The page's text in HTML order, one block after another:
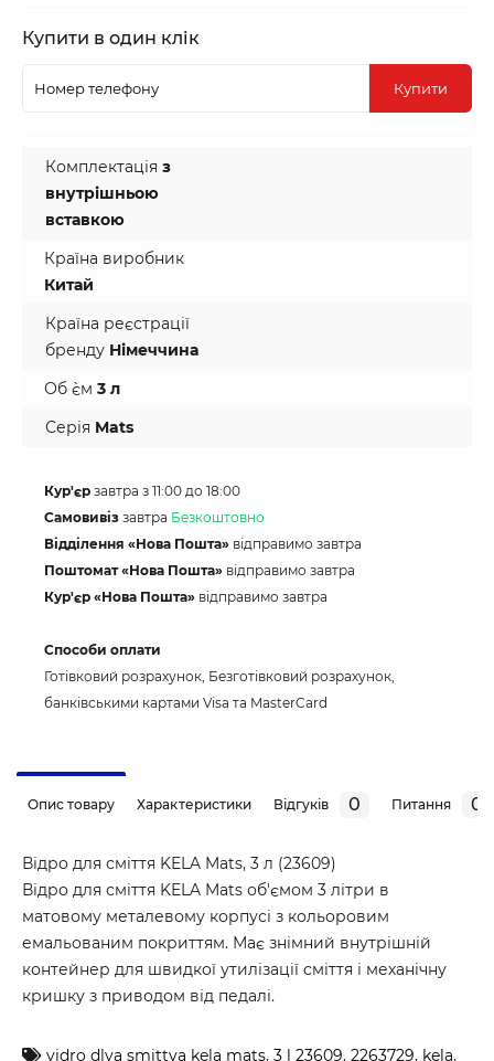
Купити в один клік
Купити
Комплектація з
внутрішньою
вставкою
Країна виробник
Китай
Країна реєстрації
бренду Німеччина
Об `єм 3 л
Серія Mats
Кур'єр завтра з 11:00 до 18:00
Самовивіз завтра Безкоштовно
Відділення «Нова Пошта» відправимо завтра
Поштомат «Нова Пошта» відправимо завтра
Кур'єр «Нова Пошта» відправимо завтра
Способи оплати
Готівковий розрахунок, Безготівковий розрахунок,
банківськими картами Visa та MasterCard
Опис товару Характеристики Відгуків 0 Питання 0
Відро для сміття KELA Mats, 3 л (23609)
Відро для сміття KELA Mats об'ємом 3 літри в
матовому металевому корпусі з кольоровим
емальованим покриттям. Має знімний внутрішній
контейнер для швидкої утилізації сміття і механічну
кришку з приводом від педалі.
vidro dlya smittya kela mats, 3 l 23609, 2263729, kela,